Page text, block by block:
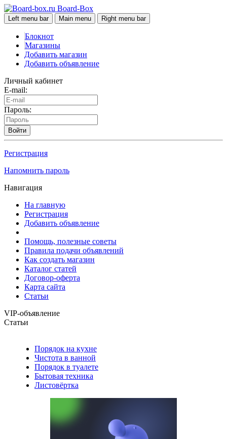
Board-Box
Left menu bar Main menu Right menu bar
Блокнот
Магазины
Добавить магазин
Добавить объявление
Личный кабинет
E-mail:
Пароль:
Войти
Регистрация
Напомнить пароль
Навигация
На главную
Регистрация
Добавить объявление
Помощь, полезные советы
Правила подачи объявлений
Как создать магазин
Каталог статей
Договор-оферта
Карта сайта
Статьи
VIP-объявление
Статьи
Порядок на кухне
Чистота в ванной
Порядок в туалете
Бытовая техника
Листовёртка